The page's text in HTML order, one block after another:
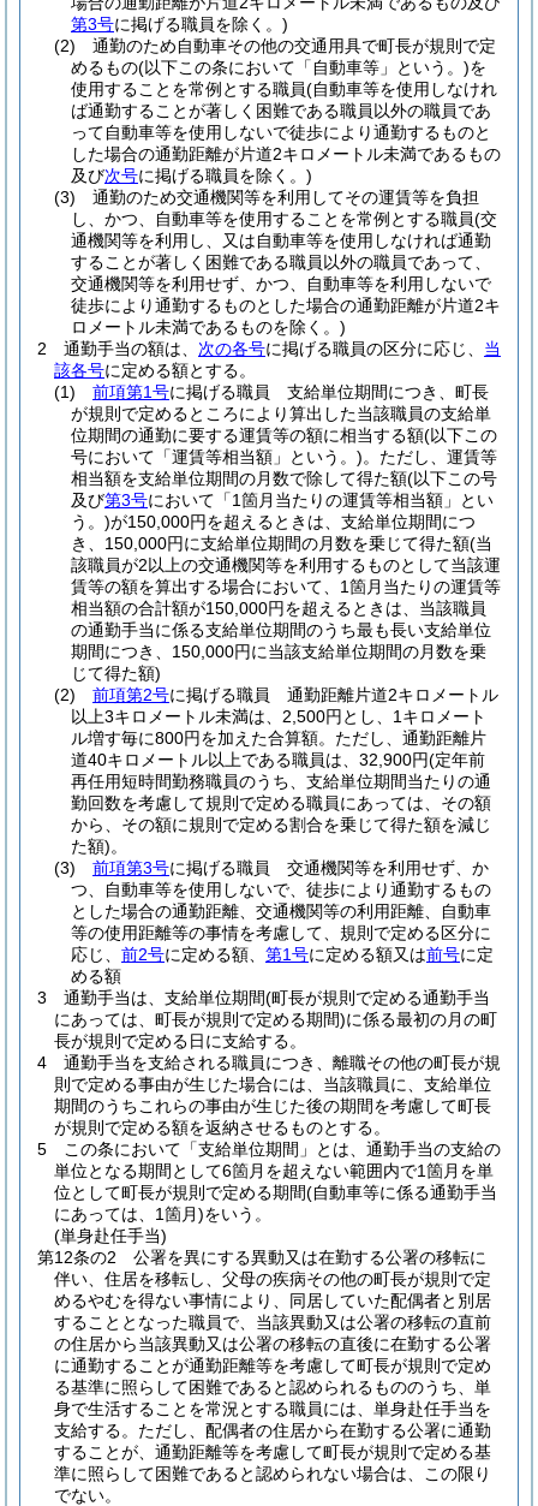
第3号に掲げる職員を除く。)
(2)
通勤のため自動車その他の交通用具で町長が規則で定
めるもの(以下この条において「自動車等」という。)を
使用することを常例とする職員(自動車等を使用しなけれ
ば通勤することが著しく困難である職員以外の職員であ
って自動車等を使用しないで徒歩により通勤するものと
した場合の通勤距離が片道2キロメートル未満であるもの
及び次号に掲げる職員を除く。)
(3)
通勤のため交通機関等を利用してその運賃等を負担
し、かつ、自動車等を使用することを常例とする職員(交
通機関等を利用し、又は自動車等を使用しなければ通勤
することが著しく困難である職員以外の職員であって、
交通機関等を利用せず、かつ、自動車等を利用しないで
徒歩により通勤するものとした場合の通勤距離が片道2キ
ロメートル未満であるものを除く。)
2
通勤手当の額は、 次の各号に掲げる職員の区分に応じ、 当
該各号に定める額とする。
(1)
前項第1号に掲げる職員 支給単位期間につき、町長
が規則で定めるところにより算出した当該職員の支給単
位期間の通勤に要する運賃等の額に相当する額(以下この
号において「運賃等相当額」という。)。 ただし、運賃等
相当額を支給単位期間の月数で除して得た額(以下この号
及び第3号において「1箇月当たりの運賃等相当額」とい
う。)が150,000円を超えるときは、支給単位期間につ
き、150,000円に支給単位期間の月数を乗じて得た額(当
該職員が2以上の交通機関等を利用するものとして当該運
賃等の額を算出する場合において、1箇月当たりの運賃等
相当額の合計額が150,000円を超えるときは、当該職員
の通勤手当に係る支給単位期間のうち最も長い支給単位
期間につき、150,000円に当該支給単位期間の月数を乗
じて得た額)
(2)
前項第2号に掲げる職員 通勤距離片道2キロメートル
以上3キロメートル未満は、2,500円とし、1キロメート
ル増す毎に800円を加えた合算額。 ただし、通勤距離片
道40キロメートル以上である職員は、32,900円(定年前
再任用短時間勤務職員のうち、支給単位期間当たりの通
勤回数を考慮して規則で定める職員にあっては、その額
から、その額に規則で定める割合を乗じて得た額を減じ
た額)。
(3)
前項第3号に掲げる職員 交通機関等を利用せず、か
つ、自動車等を使用しないで、徒歩により通勤するもの
とした場合の通勤距離、交通機関等の利用距離、自動車
等の使用距離等の事情を考慮して、規則で定める区分に
応じ、 前2号に定める額、 第1号に定める額又は前号に定
める額
3
通勤手当は、支給単位期間(町長が規則で定める通勤手当
にあっては、町長が規則で定める期間)に係る最初の月の町
長が規則で定める日に支給する。
4
通勤手当を支給される職員につき、離職その他の町長が規
則で定める事由が生じた場合には、当該職員に、支給単位
期間のうちこれらの事由が生じた後の期間を考慮して町長
が規則で定める額を返納させるものとする。
5
この条において「支給単位期間」とは、通勤手当の支給の
単位となる期間として6箇月を超えない範囲内で1箇月を単
位として町長が規則で定める期間(自動車等に係る通勤手当
にあっては、1箇月)をいう。
(単身赴任手当)
第12条の2
公署を異にする異動又は在勤する公署の移転に
伴い、住居を移転し、父母の疾病その他の町長が規則で定
めるやむを得ない事情により、同居していた配偶者と別居
することとなった職員で、当該異動又は公署の移転の直前
の住居から当該異動又は公署の移転の直後に在勤する公署
に通勤することが通勤距離等を考慮して町長が規則で定め
る基準に照らして困難であると認められるもののうち、単
身で生活することを常況とする職員には、単身赴任手当を
支給する。 ただし、配偶者の住居から在勤する公署に通勤
することが、通勤距離等を考慮して町長が規則で定める基
準に照らして困難であると認められない場合は、この限り
でない。